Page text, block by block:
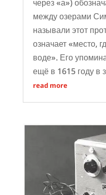
через «а»)
между озерами
называли этот
означает «место,
воде». Его
ещё в 1615 году в
read more